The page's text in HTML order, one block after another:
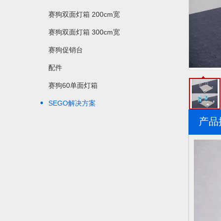
赛狗双面灯箱 200cm宽
赛狗双面灯箱 300cm宽
赛狗促销台
配件
赛狗60单面灯箱
SEGO解决方案
产品